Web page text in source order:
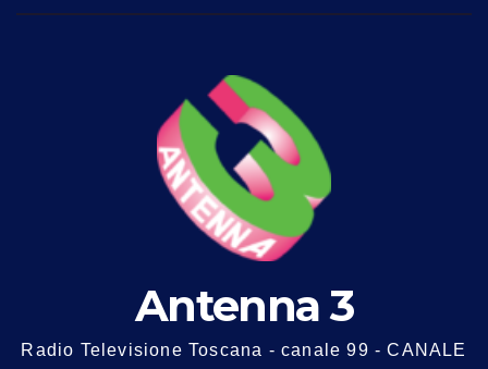
Antenna 3
Radio Televisione Toscana - canale 99 - CANALE